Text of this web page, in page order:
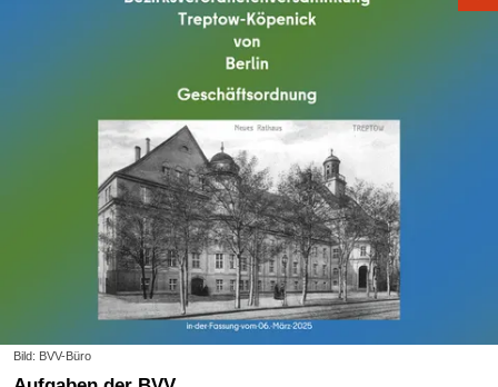
Bild: BVV-Büro